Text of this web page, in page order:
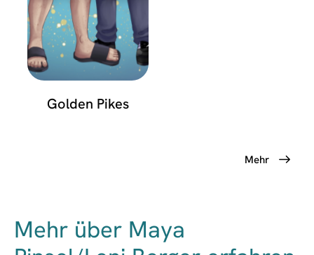
Golden Pikes
Mehr
Mehr über Maya